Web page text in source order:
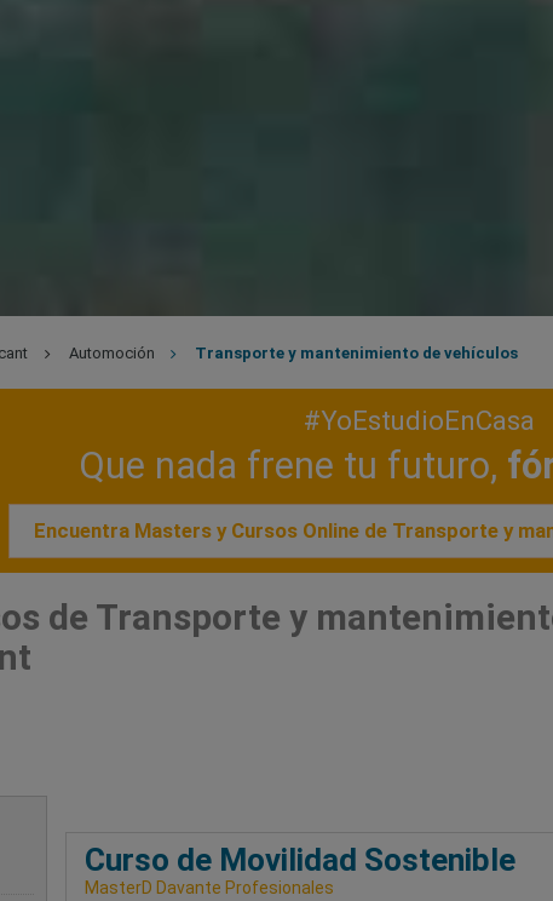
Automoción Transporte y mantenimiento de vehículos
#YoEstudioEnCasa
Que nada frene tu futuro,
Encuentra Masters y Cursos Online de Transporte y
de Transporte y
Curso de Movilidad Sostenible
MasterD Davante Profesionales